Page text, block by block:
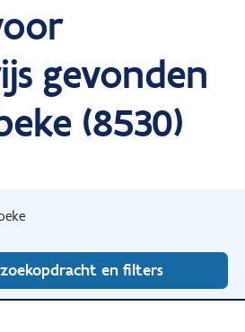
gevonden
(8530)
en filters